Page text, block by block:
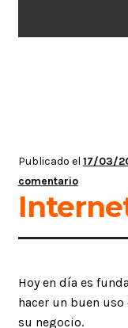
Publicado el 17/03/
comentario
Hoy en día es
hacer un buen uso
su negocio.